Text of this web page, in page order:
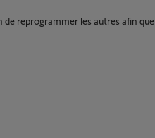
reprogrammer les autres afin que